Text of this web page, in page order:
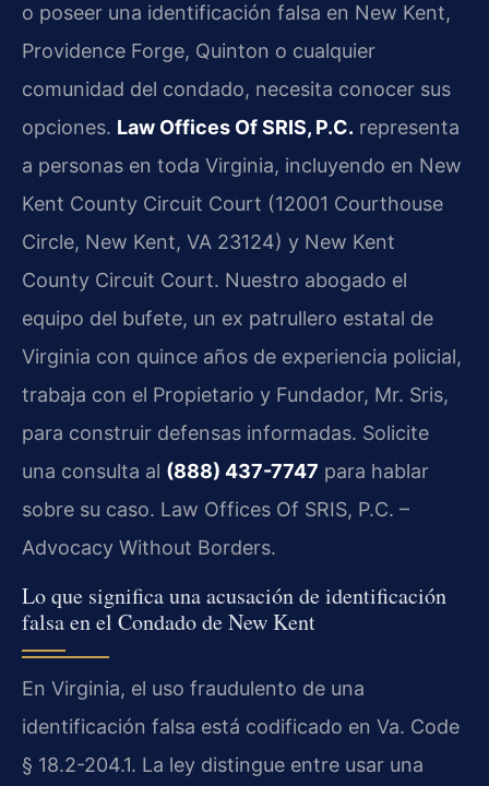
o poseer una identificación falsa en New Kent,
Providence Forge, Quinton o cualquier
comunidad del condado, necesita conocer sus
opciones. Law Offices Of SRIS, P.C. representa
a personas en toda Virginia, incluyendo en New
Kent County Circuit Court (12001 Courthouse
Circle, New Kent, VA 23124) y New Kent
County Circuit Court. Nuestro abogado el
equipo del bufete, un ex patrullero estatal de
Virginia con quince años de experiencia policial,
trabaja con el Propietario y Fundador, Mr. Sris,
para construir defensas informadas. Solicite
una consulta al (888) 437-7747 para hablar
sobre su caso. Law Offices Of SRIS, P.C. –
Advocacy Without Borders.
Lo que significa una acusación de identificación
falsa en el Condado de New Kent
En Virginia, el uso fraudulento de una
identificación falsa está codificado en Va. Code
§ 18.2-204.1. La ley distingue entre usar una